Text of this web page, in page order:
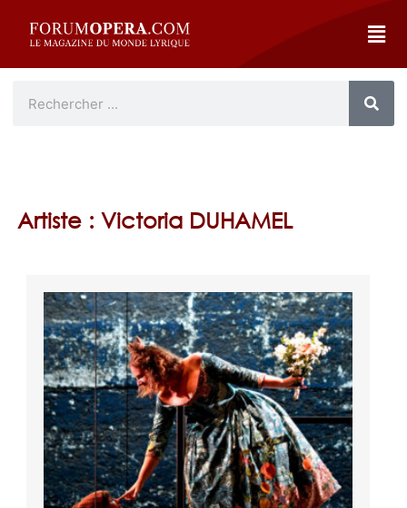
Artiste : Victoria DUHAMEL